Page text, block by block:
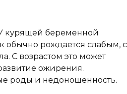
курящей беременной
рождается слабым, с
С возрастом это может
ожирения.
роды и недоношенность.